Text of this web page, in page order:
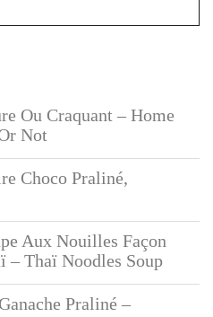
Ou Craquant – Home
Not
Choco Praliné,
Aux Nouilles Façon
– Thaï Noodles Soup
Praliné –